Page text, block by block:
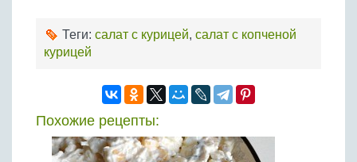
Теги: салат с курицей, салат с копченой
курицей
Похожие рецепты: